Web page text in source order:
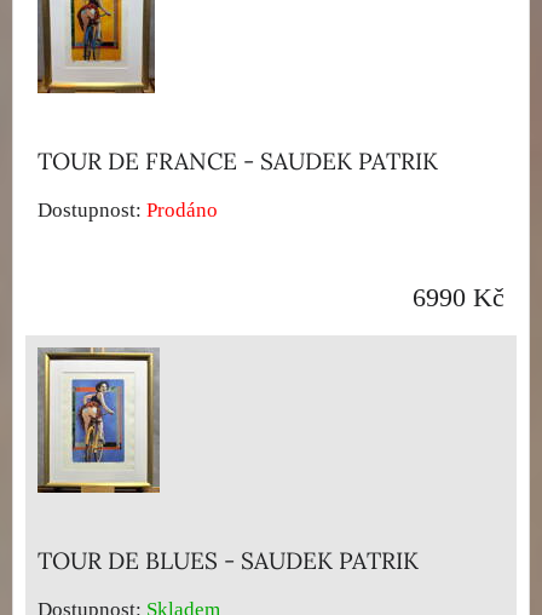
TOUR DE FRANCE - SAUDEK PATRIK
Dostupnost: Prodáno
6990 Kč
TOUR DE BLUES - SAUDEK PATRIK
Dostupnost: Skladem